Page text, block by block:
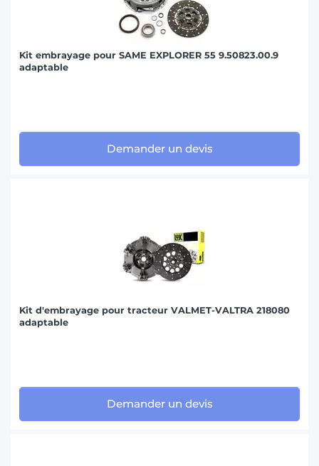
Kit embrayage pour SAME EXPLORER 55 9.50823.00.9
adaptable
Demander un devis
Kit d'embrayage pour tracteur VALMET-VALTRA 218080
adaptable
Demander un devis